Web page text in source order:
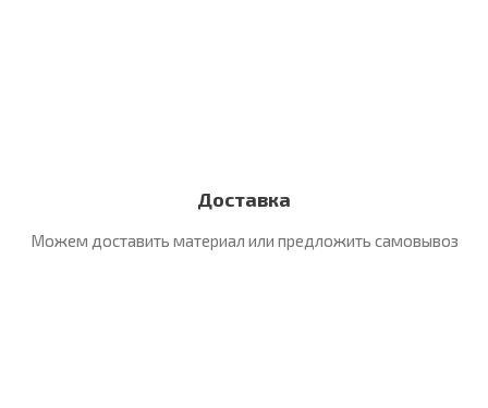
Доставка
Можем доставить материал или предложить самовывоз